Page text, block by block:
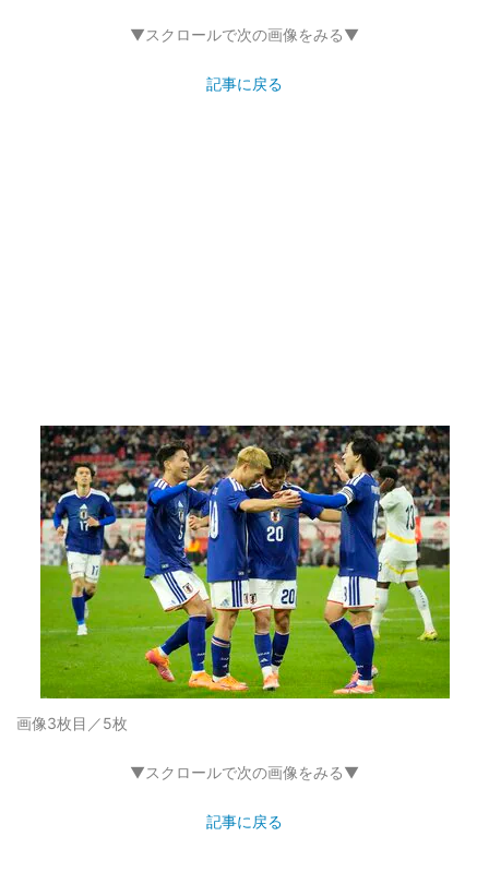
▼スクロールで次の画像をみる▼
記事に戻る
画像3枚目／5枚
▼スクロールで次の画像をみる▼
記事に戻る